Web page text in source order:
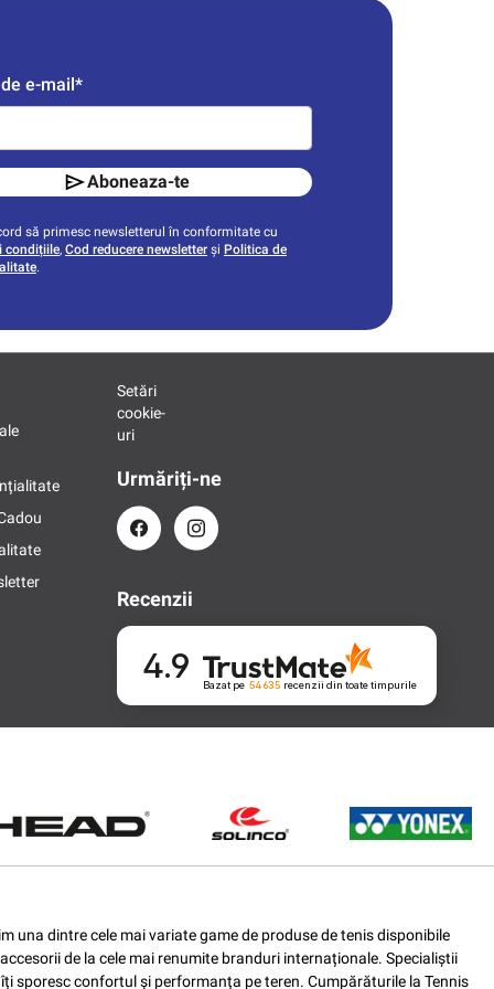
e-mail*
Aboneaza-te
să primesc newsletterul în conformitate cu
condițiile, Cod reducere newsletter și Politica de
.
Setări
cookie-
uri
Urmăriți-ne
Recenzii
4.9 Bazat pe 54 635 recenzii din toate timpurile
una dintre cele mai variate game de produse de tenis disponibile
de la cele mai renumite branduri internaționale. Specialiștii
sporesc confortul și performanța pe teren. Cumpărăturile la Tennis